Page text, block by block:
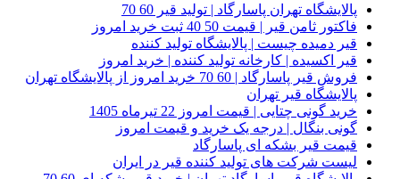
پالایشگاه تهران پاسارگاد | تولید قیر 60 70
فاکتور ثامن قیر | قیمت 50 40 ثبت خرید امروز
قیر دمیده چیست | پالایشگاه تولید کننده
قیر اکسیده | کارخانه تولید کننده | خرید امروز
فروش قیر پاسارگاد | 60 70 خرید امروز از پالایشگاه تهران
پالایشگاه قیر تهران
خرید گونی چتایی | قیمت امروز 22 تیرماه 1405
گونی بنگال | درجه یک خرید و قیمت امروز
قیمت قیر بشکه ای پاسارگاد
لیست شرکت های تولید کننده قیر در ایران